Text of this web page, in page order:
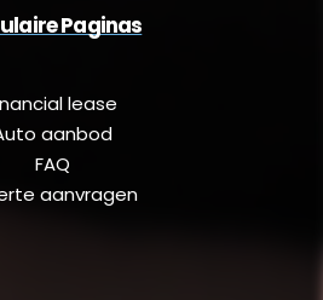
Paginas
lease
aanbod
FAQ
aanvragen